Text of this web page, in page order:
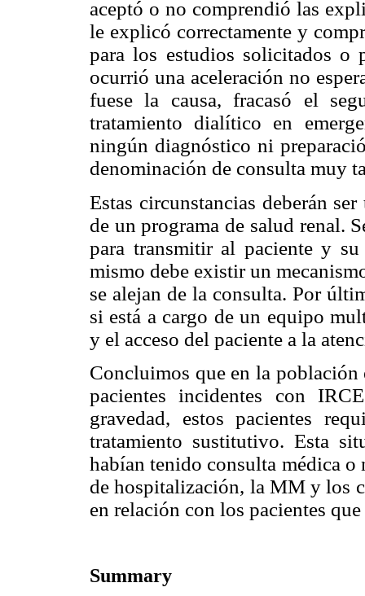
aceptó o no comprendió las
le explicó correctamente y
para los estudios solicitados o
ocurrió una aceleración no
fuese la causa, fracasó el
tratamiento dialítico en
ningún diagnóstico ni
denominación de consulta muy
Estas circunstancias deberán
de un programa de salud renal.
para transmitir al paciente y
mismo debe existir un
se alejan de la consulta. Por
si está a cargo de un equipo
y el acceso del paciente a la
Concluimos que en la
pacientes incidentes con
gravedad, estos pacientes
tratamiento sustitutivo. Esta
habían tenido consulta médica
de hospitalización, la MM y los
en relación con los pacientes
Summary